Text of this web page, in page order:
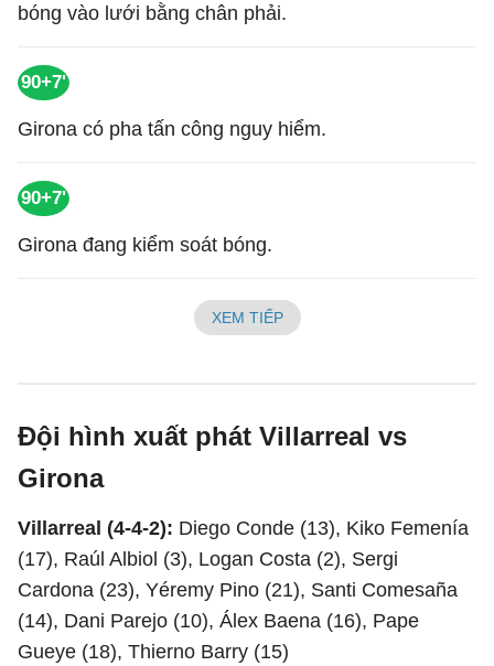
bóng vào lưới bằng chân phải.
90+7'
Girona có pha tấn công nguy hiểm.
90+7'
Girona đang kiểm soát bóng.
XEM TIẾP
Đội hình xuất phát Villarreal vs
Girona
Villarreal (4-4-2): Diego Conde (13), Kiko Femenía
(17), Raúl Albiol (3), Logan Costa (2), Sergi
Cardona (23), Yéremy Pino (21), Santi Comesaña
(14), Dani Parejo (10), Álex Baena (16), Pape
Gueye (18), Thierno Barry (15)